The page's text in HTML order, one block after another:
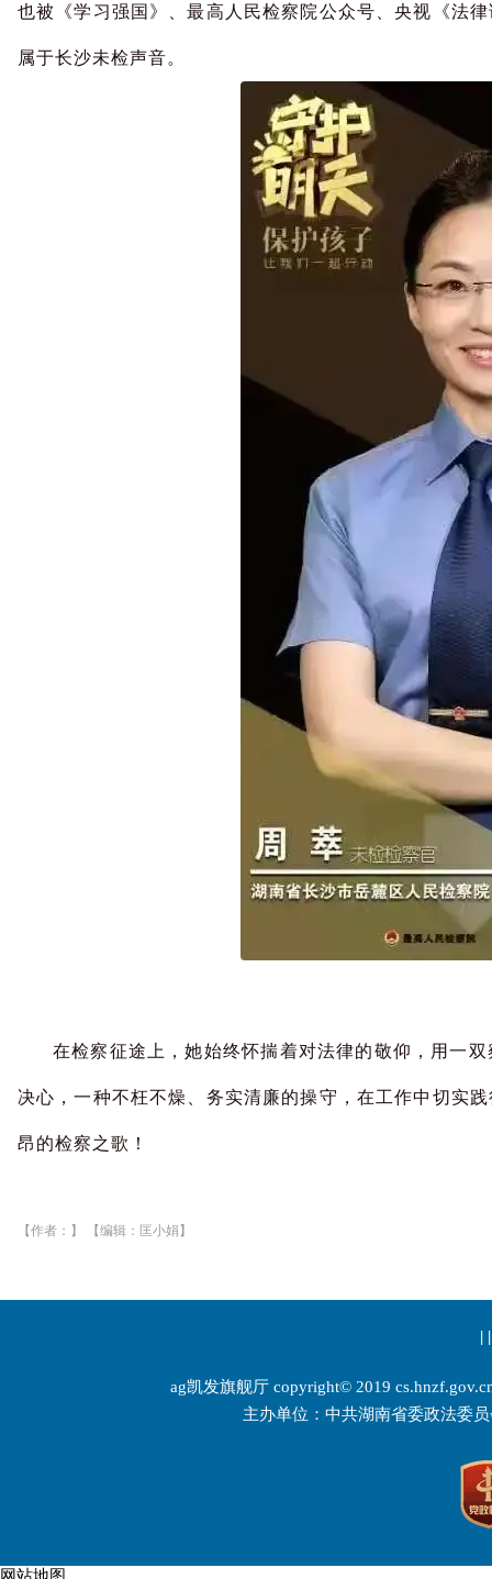
也被《学习强国》、最高人民检察院公众号、央视《法
属于长沙未检声音。
在检察征途上，她始终怀揣着对法律的敬仰，用一
决心，一种不枉不燥、务实清廉的操守，在工作中切实
昂的检察之歌！
【作者：】 【编辑：匡小娟】
|
ag凯发旗舰厅 copyright© 2019
主办单位：中共湖南省委政法委